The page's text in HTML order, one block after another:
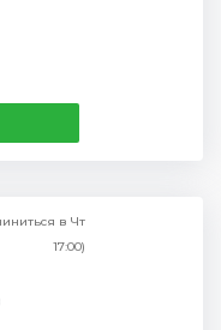
в Чт
17:00)